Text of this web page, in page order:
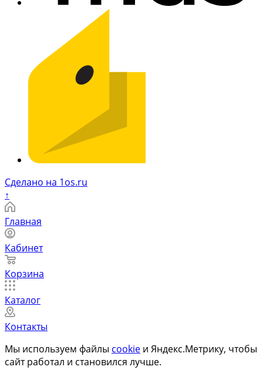
Сделано на 1os.ru
↑
Главная
Кабинет
Корзина
Каталог
Контакты
Мы используем файлы cookie и Яндекс.Метрику, чтобы
сайт работал и становился лучше.